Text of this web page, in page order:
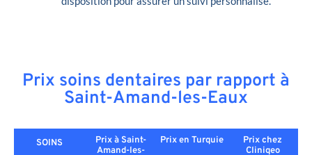
Prix soins dentaires par rapport à
Saint-Amand-les-Eaux
SOINS
Prix à Saint-
Amand-les-
Prix en Turquie
Prix chez
Cliniqeo